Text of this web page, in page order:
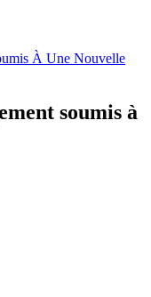
À Une Nouvelle
soumis à